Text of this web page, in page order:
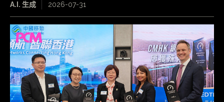
A.I. 生成 2026-07-31